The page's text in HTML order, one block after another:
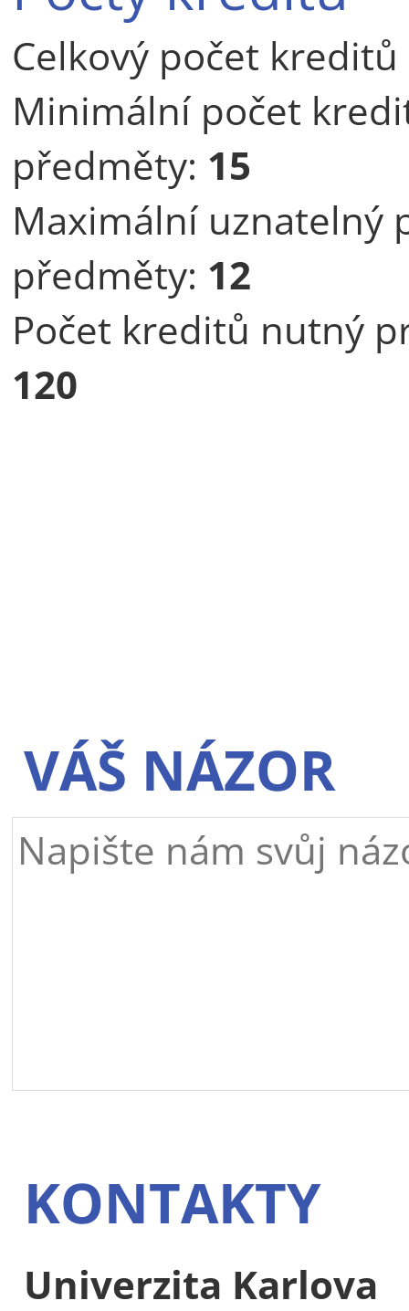
Celkový počet
Minimální počet
předměty: 15
Maximální uznatelný
předměty: 12
Počet kreditů nutný
120
VÁŠ NÁZOR
KONTAKTY
Univerzita Karlova